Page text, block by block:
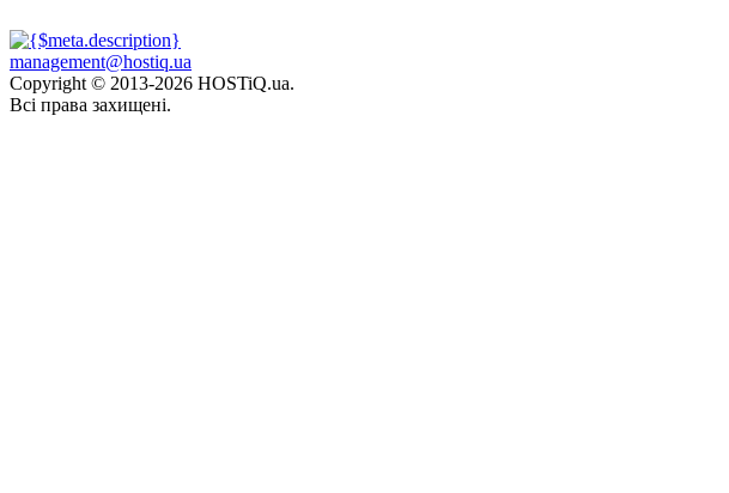
management@hostiq.ua
Copyright © 2013-2026 HOSTiQ.ua.
Всі права захищені.